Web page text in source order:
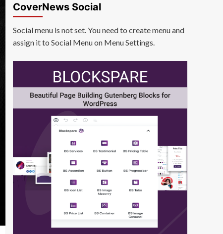
CoverNews Social
Social menu is not set. You need to create menu and
assign it to Social Menu on Menu Settings.